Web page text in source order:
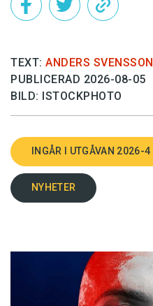
TEXT: ANDERS SVENSSON
PUBLICERAD 2026-08-05
BILD: ISTOCKPHOTO
INGÅR I UTGÅVAN 2026-4
NYHETER